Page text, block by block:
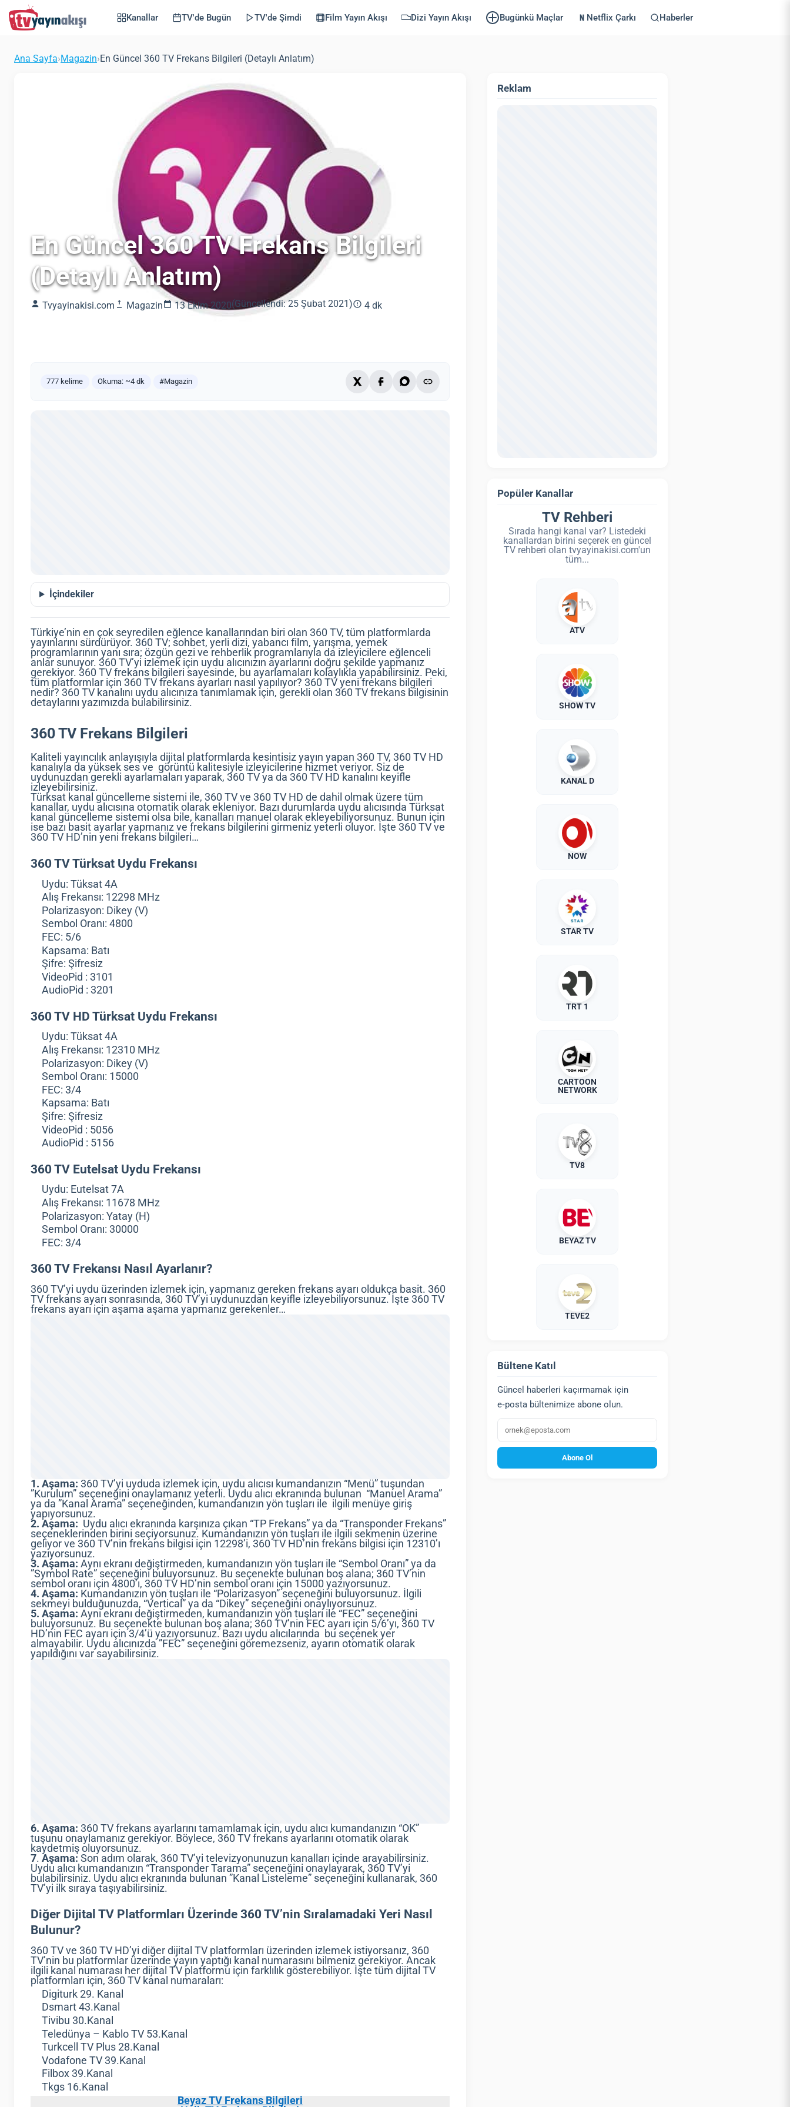
Kanallar TV'de Bugün TV'de Şimdi Film Yayın Akışı Dizi Yayın Akışı Bugünkü Maçlar Netflix Çarkı Haberler
Ana Sayfa›Magazin›En Güncel 360 TV Frekans Bilgileri (Detaylı Anlatım)
En Güncel 360 TV Frekans Bilgileri
(Detaylı Anlatım)
Tvyayinakisi.com Magazin 13 Ekim 2020(Güncellendi: 25 Şubat 2021) 4 dk
777 kelime Okuma: ~4 dk #Magazin
İçindekiler
Türkiye’nin en çok seyredilen eğlence kanallarından biri olan 360 TV, tüm platformlarda
yayınlarını sürdürüyor. 360 TV; sohbet, yerli dizi, yabancı film, yarışma, yemek
programlarının yanı sıra; özgün gezi ve rehberlik programlarıyla da izleyicilere eğlenceli
anlar sunuyor. 360 TV’yi izlemek için uydu alıcınızın ayarlarını doğru şekilde yapmanız
gerekiyor. 360 TV frekans bilgileri sayesinde, bu ayarlamaları kolaylıkla yapabilirsiniz. Peki,
tüm platformlar için 360 TV frekans ayarları nasıl yapılıyor? 360 TV yeni frekans bilgileri
nedir? 360 TV kanalını uydu alıcınıza tanımlamak için, gerekli olan 360 TV frekans bilgisinin
detaylarını yazımızda bulabilirsiniz.
360 TV Frekans Bilgileri
Kaliteli yayıncılık anlayışıyla dijital platformlarda kesintisiz yayın yapan 360 TV, 360 TV HD
kanalıyla da yüksek ses ve görüntü kalitesiyle izleyicilerine hizmet veriyor. Siz de
uydunuzdan gerekli ayarlamaları yaparak, 360 TV ya da 360 TV HD kanalını keyifle
izleyebilirsiniz.
Türksat kanal güncelleme sistemi ile, 360 TV ve 360 TV HD de dahil olmak üzere tüm
kanallar, uydu alıcısına otomatik olarak ekleniyor. Bazı durumlarda uydu alıcısında Türksat
kanal güncelleme sistemi olsa bile, kanalları manuel olarak ekleyebiliyorsunuz. Bunun için
ise bazı basit ayarlar yapmanız ve frekans bilgilerini girmeniz yeterli oluyor. İşte 360 TV ve
360 TV HD’nin yeni frekans bilgileri…
360 TV Türksat Uydu Frekansı
Uydu: Tüksat 4A
Alış Frekansı: 12298 MHz
Polarizasyon: Dikey (V)
Sembol Oranı: 4800
FEC: 5/6
Kapsama: Batı
Şifre: Şifresiz
VideoPid : 3101
AudioPid : 3201
360 TV HD Türksat Uydu Frekansı
Uydu: Tüksat 4A
Alış Frekansı: 12310 MHz
Polarizasyon: Dikey (V)
Sembol Oranı: 15000
FEC: 3/4
Kapsama: Batı
Şifre: Şifresiz
VideoPid : 5056
AudioPid : 5156
360 TV Eutelsat Uydu Frekansı
Uydu: Eutelsat 7A
Alış Frekansı: 11678 MHz
Polarizasyon: Yatay (H)
Sembol Oranı: 30000
FEC: 3/4
360 TV Frekansı Nasıl Ayarlanır?
360 TV’yi uydu üzerinden izlemek için, yapmanız gereken frekans ayarı oldukça basit. 360
TV frekans ayarı sonrasında, 360 TV’yi uydunuzdan keyifle izleyebiliyorsunuz. İşte 360 TV
frekans ayarı için aşama aşama yapmanız gerekenler…
1. Aşama: 360 TV’yi uyduda izlemek için, uydu alıcısı kumandanızın “Menü” tuşundan
”Kurulum” seçeneğini onaylamanız yeterli. Uydu alıcı ekranında bulunan “Manuel Arama”
ya da ”Kanal Arama” seçeneğinden, kumandanızın yön tuşları ile ilgili menüye giriş
yapıyorsunuz.
2. Aşama: Uydu alıcı ekranında karşınıza çıkan “TP Frekans” ya da “Transponder Frekans”
seçeneklerinden birini seçiyorsunuz. Kumandanızın yön tuşları ile ilgili sekmenin üzerine
geliyor ve 360 TV’nin frekans bilgisi için 12298’i, 360 TV HD’nin frekans bilgisi için 12310’ı
yazıyorsunuz.
3. Aşama: Aynı ekranı değiştirmeden, kumandanızın yön tuşları ile “Sembol Oranı” ya da
”Symbol Rate” seçeneğini buluyorsunuz. Bu seçenekte bulunan boş alana; 360 TV’nin
sembol oranı için 4800’ı, 360 TV HD’nin sembol oranı için 15000 yazıyorsunuz.
4. Aşama: Kumandanızın yön tuşları ile “Polarizasyon” seçeneğini buluyorsunuz. İlgili
sekmeyi bulduğunuzda, “Vertical” ya da “Dikey” seçeneğini onaylıyorsunuz.
5. Aşama: Aynı ekranı değiştirmeden, kumandanızın yön tuşları ile “FEC” seçeneğini
buluyorsunuz. Bu seçenekte bulunan boş alana; 360 TV’nin FEC ayarı için 5/6’yı, 360 TV
HD’nin FEC ayarı için 3/4’ü yazıyorsunuz. Bazı uydu alıcılarında bu seçenek yer
almayabilir. Uydu alıcınızda ”FEC” seçeneğini göremezseniz, ayarın otomatik olarak
yapıldığını var sayabilirsiniz.
6. Aşama: 360 TV frekans ayarlarını tamamlamak için, uydu alıcı kumandanızın “OK”
tuşunu onaylamanız gerekiyor. Böylece, 360 TV frekans ayarlarını otomatik olarak
kaydetmiş oluyorsunuz.
7. Aşama: Son adım olarak, 360 TV’yi televizyonunuzun kanalları içinde arayabilirsiniz.
Uydu alıcı kumandanızın “Transponder Tarama” seçeneğini onaylayarak, 360 TV’yi
bulabilirsiniz. Uydu alıcı ekranında bulunan ”Kanal Listeleme” seçeneğini kullanarak, 360
TV’yi ilk sıraya taşıyabilirsiniz.
Diğer Dijital TV Platformları Üzerinde 360 TV’nin Sıralamadaki Yeri Nasıl
Bulunur?
360 TV ve 360 TV HD’yi diğer dijital TV platformları üzerinden izlemek istiyorsanız, 360
TV’nin bu platformlar üzerinde yayın yaptığı kanal numarasını bilmeniz gerekiyor. Ancak
ilgili kanal numarası her dijital TV platformu için farklılık gösterebiliyor. İşte tüm dijital TV
platformları için, 360 TV kanal numaraları:
Digiturk 29. Kanal
Dsmart 43.Kanal
Tivibu 30.Kanal
Teledünya – Kablo TV 53.Kanal
Turkcell TV Plus 28.Kanal
Vodafone TV 39.Kanal
Filbox 39.Kanal
Tkgs 16.Kanal
Beyaz TV Frekans Bilgileri
Reklam
Popüler Kanallar
TV Rehberi
Sırada hangi kanal var? Listedeki
kanallardan birini seçerek en güncel
TV rehberi olan tvyayinakisi.com'un
tüm...
ATV
SHOW TV
KANAL D
NOW
STAR TV
TRT 1
CARTOON
NETWORK
TV8
BEYAZ TV
TEVE2
Bültene Katıl
Güncel haberleri kaçırmamak için
e‑posta bültenimize abone olun.
E‑posta
Abone Ol